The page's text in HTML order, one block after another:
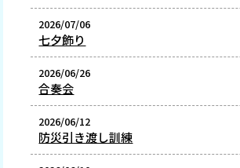
2026/07/06
七夕飾り
2026/06/26
合奏会
2026/06/12
防災引き渡し訓練